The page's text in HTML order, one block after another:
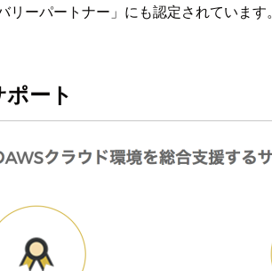
ーパートナー」にも認定されています。
ート